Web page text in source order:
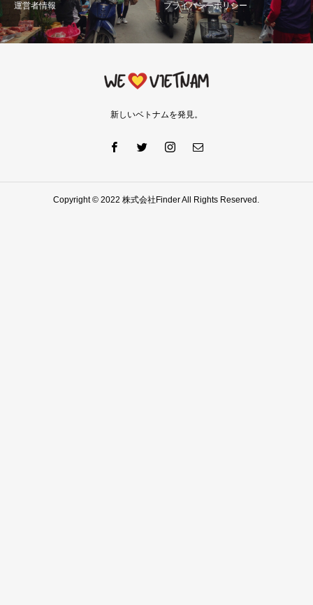
運営者情報 プライバシーポリシー
新しいベトナムを発見。
Copyright © 2022 株式会社Finder All Rights Reserved.